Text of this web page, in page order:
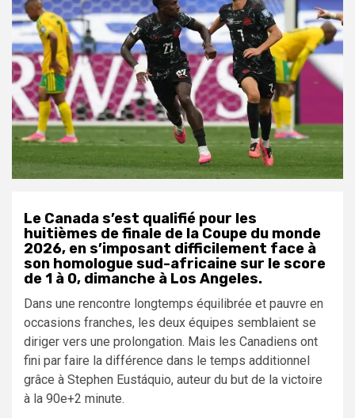
Le Canada s’est qualifié pour les
huitièmes de finale de la Coupe du monde
2026, en s’imposant difficilement face à
son homologue sud-africaine sur le score
de 1 à 0, dimanche à Los Angeles.
Dans une rencontre longtemps équilibrée et pauvre en
occasions franches, les deux équipes semblaient se
diriger vers une prolongation. Mais les Canadiens ont
fini par faire la différence dans le temps additionnel
grâce à Stephen Eustáquio, auteur du but de la victoire
à la 90e+2 minute.